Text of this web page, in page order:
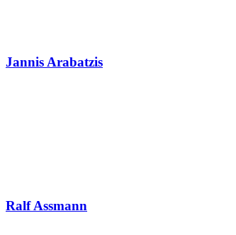
Jannis Arabatzis
Ralf Assmann